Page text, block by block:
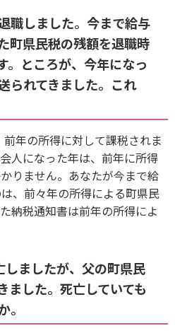
職しました。今まで給与
町県民税の残額を退職時
。ところが、今年になっ
られてきました。これ
年の所得に対して課税されま
人になった年は、前年に所得
りません。あなたが今まで給
、前々年の所得による町県民
納税通知書は前年の所得によ
ましたが、父の町県民
ました。死亡していても
。